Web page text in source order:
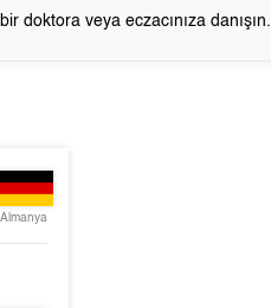
doktora veya eczacınıza danışın.
Almanya